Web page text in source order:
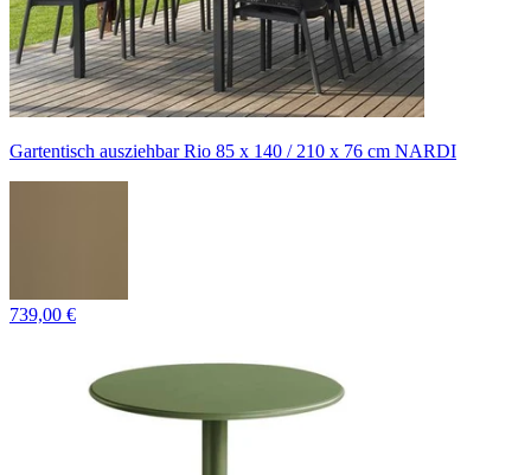
Gartentisch ausziehbar Rio 85 x 140 / 210 x 76 cm NARDI
739,00 €